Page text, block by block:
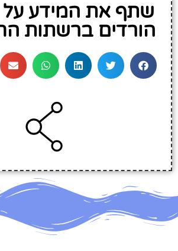
שתף את המידע על
הורדים ברשתות